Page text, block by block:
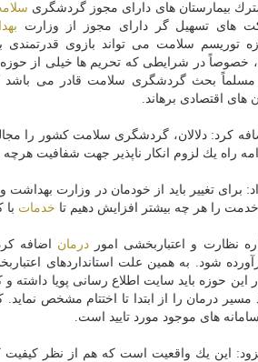
بیمارستان های دارای مجوز گردشگری
های تسهیل گر دارای مجوز از وزارت
توریسم سلامت می تواند بازوی قدرتمندی
خصوصاً در شرایطی كه تحریم ها خیلی از حوزه
مسلماً بحث گردشگری سلامت قادر می باشد
های اقتصادی برهاند.
كرد: دلالان، گردشگری سلامت كشور را
راه یك لزوم انكار ناپذیر جهت شفافیت
برای تغییر باید از خودمان در وزارت بهداشت
خدمت را هر چه بیشتر افزایش دهیم تا خدمات
نظارت و اعتباربخشی اموردرمان اضافه
شود. به همین علت استانداردهای
این حوزه باید سایت اطلاع رسانی پویا داشته و
مسیر درمان را از ابتدا تا اختتام مشخص
سامانه های موجود مورد تایید است.
این یك واقعیت است كه هم از نظر كیفیت